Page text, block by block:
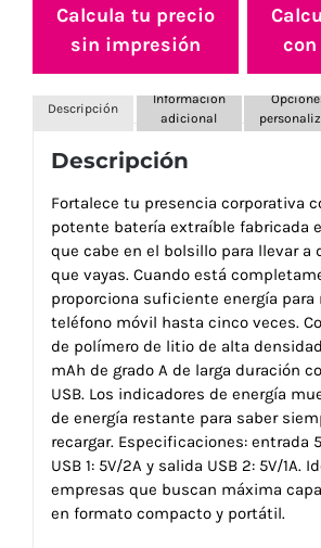
Calcula tu precio
sin impresión
Descripción
Información
adicional
Descripción
Fortalece tu presencia corporativa
potente batería extraíble fabricada
que cabe en el bolsillo para llevar a
que vayas. Cuando está
proporciona suficiente energía para
teléfono móvil hasta cinco veces.
de polímero de litio de alta
mAh de grado A de larga duración
USB. Los indicadores de energía
de energía restante para saber
recargar. Especificaciones: entrada
USB 1: 5V/2A y salida USB 2: 5V/1A.
empresas que buscan máxima
en formato compacto y portátil.